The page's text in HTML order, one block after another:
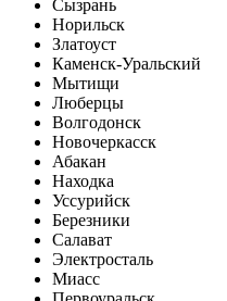
Сызрань
Норильск
Златоуст
Каменск-Уральский
Мытищи
Люберцы
Волгодонск
Новочеркасск
Абакан
Находка
Уссурийск
Березники
Салават
Электросталь
Миасс